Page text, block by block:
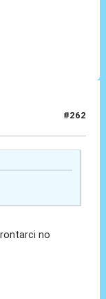
#262
no